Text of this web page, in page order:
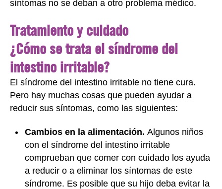
síntomas no se deban a otro problema médico.
Tratamiento y cuidado
¿Cómo se trata el síndrome del
intestino irritable?
El síndrome del intestino irritable no tiene cura.
Pero hay muchas cosas que pueden ayudar a
reducir sus síntomas, como las siguientes:
Cambios en la alimentación. Algunos niños
con el síndrome del intestino irritable
comprueban que comer con cuidado los ayuda
a reducir o a eliminar los síntomas de este
síndrome. Es posible que su hijo deba evitar la